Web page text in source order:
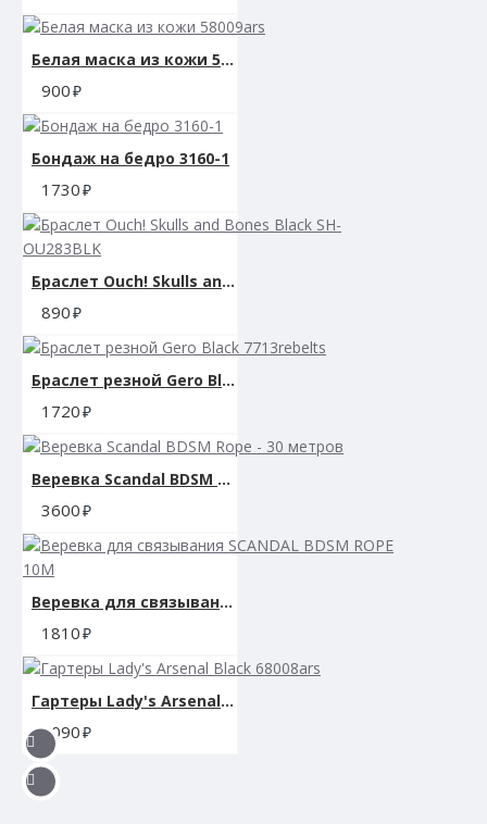
Белая маска из кожи 58009ars
900
Бондаж на бедро 3160-1
1730
Браслет Ouch! Skulls and Bones Black SH-OU283BLK
890
Браслет резной Gero Black 7713rebelts
1720
Веревка Scandal BDSM Rope - 30 метров
3600
Веревка для связывания SCANDAL BDSM ROPE 10M
1810
Гартеры Lady's Arsenal Black 68008ars
3090